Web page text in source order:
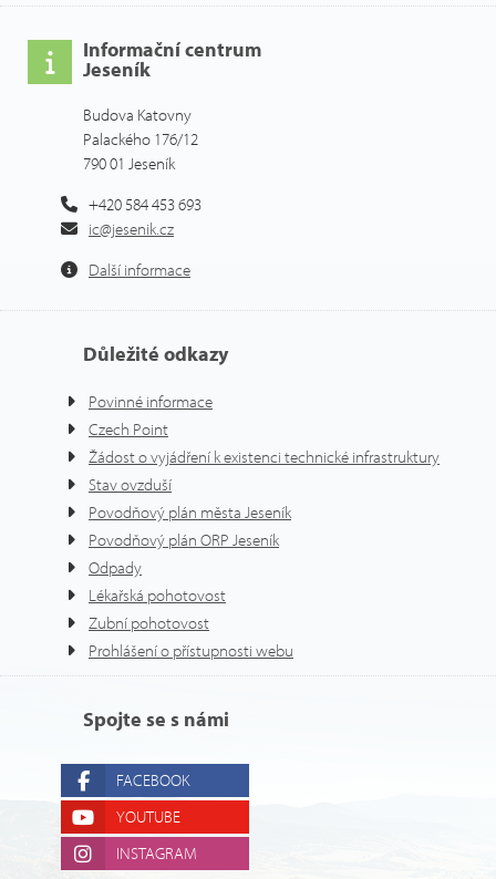
Informační centrum
Jeseník
Budova Katovny
Palackého 176/12
790 01 Jeseník
+420 584 453 693
ic@jesenik.cz
Další informace
Důležité odkazy
Povinné informace
Czech Point
Žádost o vyjádření k existenci technické infrastruktury
Stav ovzduší
Povodňový plán města Jeseník
Povodňový plán ORP Jeseník
Odpady
Lékařská pohotovost
Zubní pohotovost
Prohlášení o přístupnosti webu
Spojte se s námi
FACEBOOK
YOUTUBE
INSTAGRAM